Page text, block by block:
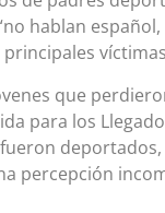
hablan
víctimas
que
para los
fueron
percepción